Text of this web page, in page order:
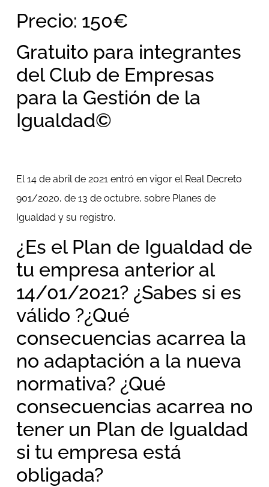
Precio: 150€
Gratuito para integrantes
del Club de Empresas
para la Gestión de la
Igualdad©
El 14 de abril de 2021 entró en vigor el Real Decreto
901/2020, de 13 de octubre, sobre Planes de
Igualdad y su registro.
¿Es el Plan de Igualdad de
tu empresa anterior al
14/01/2021? ¿Sabes si es
válido ?¿Qué
consecuencias acarrea la
no adaptación a la nueva
normativa? ¿Qué
consecuencias acarrea no
tener un Plan de Igualdad
si tu empresa está
obligada?